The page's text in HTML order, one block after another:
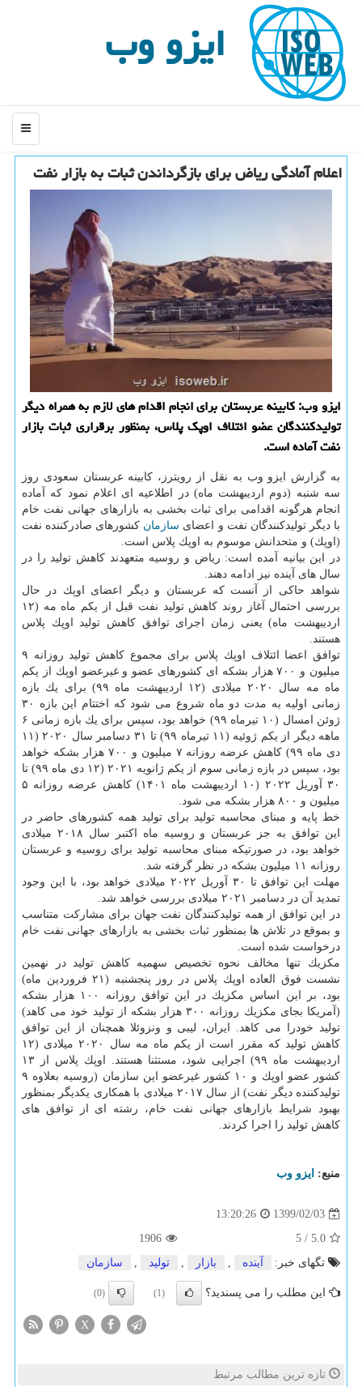
ایزو وب
منو
اعلام آمادگی ریاض برای بازگرداندن ثبات به بازار نفت
ایزو وب: كابینه عربستان برای انجام اقدام های لازم به همراه دیگر
تولیدكنندگان عضو ائتلاف اوپك پلاس، بمنظور برقراری ثبات بازار
نفت آماده است.
به گزارش ایزو وب به نقل از رویترز، كابینه عربستان سعودی روز
سه شنبه (دوم اردیبهشت ماه) در اطلاعیه ای اعلام نمود كه آماده
انجام هرگونه اقدامی برای ثبات بخشی به بازارهای جهانی نفت خام
با دیگر تولیدكنندگان نفت و اعضای سازمان كشورهای صادركننده نفت
(اوپك) و متحدانش موسوم به اوپك پلاس است.
در این بیانیه آمده است: ریاض و روسیه متعهدند كاهش تولید را در
سال های آینده نیز ادامه دهند.
شواهد حاكی از آنست كه عربستان و دیگر اعضای اوپك در حال
بررسی احتمال آغاز روند كاهش تولید نفت قبل از یكم ماه مه (۱۲
اردیبهشت ماه) یعنی زمان اجرای توافق كاهش تولید اوپك پلاس
هستند.
توافق اعضا ائتلاف اوپك پلاس برای مجموع كاهش تولید روزانه ۹
میلیون و ۷۰۰ هزار بشكه ای كشورهای عضو و غیرعضو اوپك از یكم
ماه مه سال ۲۰۲۰ میلادی (۱۲ اردیبهشت ماه ۹۹) برای یك بازه
زمانی اولیه به مدت دو ماه شروع می شود كه اختتام این بازه ۳۰
ژوئن امسال (۱۰ تیرماه ۹۹) خواهد بود، سپس برای یك بازه زمانی ۶
ماهه دیگر از یكم ژوئیه (۱۱ تیرماه ۹۹) تا ۳۱ دسامبر سال ۲۰۲۰ (۱۱
دی ماه ۹۹) كاهش عرضه روزانه ۷ میلیون و ۷۰۰ هزار بشكه خواهد
بود، سپس در بازه زمانی سوم از یكم ژانویه ۲۰۲۱ (۱۲ دی ماه ۹۹) تا
۳۰ آوریل ۲۰۲۲ (۱۰ اردیبهشت ماه ۱۴۰۱) كاهش عرضه روزانه ۵
میلیون و ۸۰۰ هزار بشكه می شود.
خط پایه و مبنای محاسبه تولید برای تولید همه كشورهای حاضر در
این توافق به جز عربستان و روسیه ماه اكتبر سال ۲۰۱۸ میلادی
خواهد بود، در صورتیكه مبنای محاسبه تولید برای روسیه و عربستان
روزانه ۱۱ میلیون بشكه در نظر گرفته شد.
مهلت این توافق تا ۳۰ آوریل ۲۰۲۲ میلادی خواهد بود، با این وجود
تمدید آن در دسامبر ۲۰۲۱ میلادی بررسی خواهد شد.
در این توافق از همه تولیدكنندگان نفت جهان برای مشاركت متناسب
و بموقع در تلاش ها بمنظور ثبات بخشی به بازارهای جهانی نفت خام
درخواست شده است.
مكزیك تنها مخالف نحوه تخصیص سهمیه كاهش تولید در نهمین
نشست فوق العاده اوپك پلاس در روز پنجشنبه (۲۱ فروردین ماه)
بود، بر این اساس مكزیك در این توافق روزانه ۱۰۰ هزار بشكه
(آمریكا بجای مكزیك روزانه ۳۰۰ هزار بشكه از تولید خود می كاهد)
تولید خودرا می كاهد. ایران، لیبی و ونزوئلا همچنان از این توافق
كاهش تولید كه مقرر است از یكم ماه مه سال ۲۰۲۰ میلادی (۱۲
اردیبهشت ماه ۹۹) اجرایی شود، مستثنا هستند. اوپك پلاس از ۱۳
كشور عضو اوپك و ۱۰ كشور غیرعضو این سازمان (روسیه بعلاوه ۹
تولیدكننده دیگر نفت) از سال ۲۰۱۷ میلادی با همكاری یكدیگر بمنظور
بهبود شرایط بازارهای جهانی نفت خام، رشته ای از توافق های
كاهش تولید را اجرا كردند.
منبع: ایزو وب
1399/02/03
13:20:26
5.0
/
5
1906
تگهای خبر:
آینده , بازار , تولید , سازمان
این مطلب را می پسندید؟ (1)
(0)
X
تازه ترین مطالب مرتبط